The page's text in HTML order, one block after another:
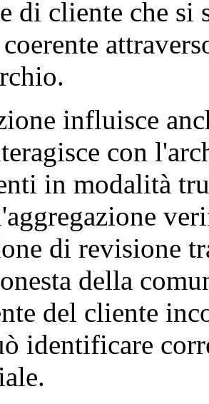
di cliente che
influisce
con
in modalità
di revisione
della
del cliente
identificare